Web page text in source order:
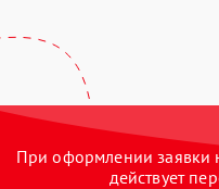
При оформлении заявки
действует